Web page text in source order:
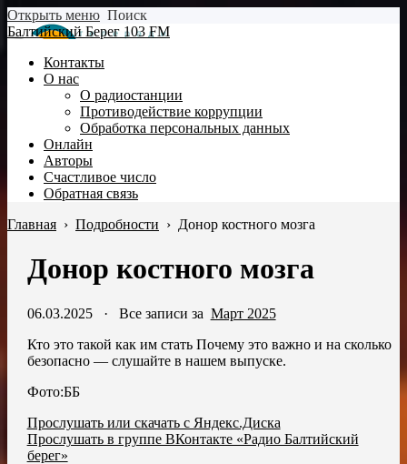
Открыть меню Поиск
Балтийский Берег 103 FM
Контакты
О нас
О радиостанции
Противодействие коррупции
Обработка персональных данных
Онлайн
Авторы
Счастливое число
Обратная связь
Главная › Подробности › Донор костного мозга
Донор костного мозга
06.03.2025· Все записи за Март 2025
Кто это такой как им стать Почему это важно и на сколько
безопасно — слушайте в нашем выпуске.
Фото:ББ
Прослушать или скачать с Яндекс.Диска
Прослушать в группе ВКонтакте «Радио Балтийский
берег»